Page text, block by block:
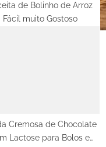
de Bolinho de Arroz
Fácil muito Gostoso
Cremosa de Chocolate
Lactose para Bolos e